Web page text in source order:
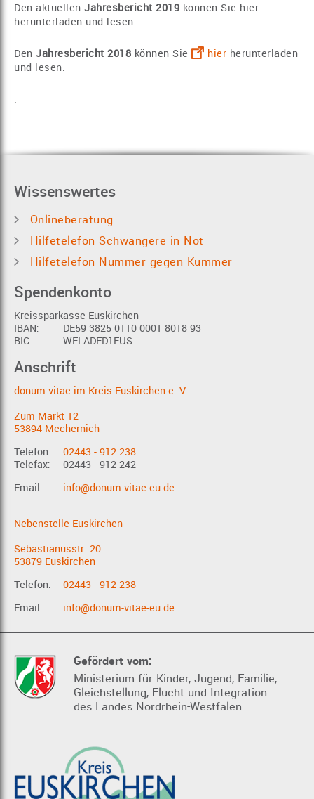
Den aktuellen Jahresbericht 2019 können Sie hier
herunterladen und lesen.
Den Jahresbericht 2018 können Sie hier herunterladen
und lesen.
.
Wissenswertes
Onlineberatung
Hilfetelefon Schwangere in Not
Hilfetelefon Nummer gegen Kummer
Spendenkonto
Kreissparkasse Euskirchen
IBAN:
DE59 3825 0110 0001 8018 93
BIC:
WELADED1EUS
Anschrift
donum vitae im Kreis Euskirchen e. V.
Zum Markt 12
53894 Mechernich
Telefon:
02443 - 912 238
Telefax:
02443 - 912 242
Email:
info@donum-vitae-eu.de
Nebenstelle Euskirchen
Sebastianusstr. 20
53879 Euskirchen
Telefon:
02443 - 912 238
Email:
info@donum-vitae-eu.de
Gefördert vom:
Ministerium für Kinder, Jugend, Familie,
Gleichstellung, Flucht und Integration
des Landes Nordrhein-Westfalen